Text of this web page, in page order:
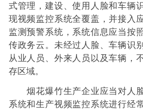
式管理，建设、使用人脸和车辆
现视频监控系统全覆盖，并接入
监测预警系统，系统信息应当按
传政务云。未经过人脸、车辆识
从业人员、外来人员以及车辆，
存区域。
烟花爆竹生产企业应当对人
系统和生产视频监控系统进行经